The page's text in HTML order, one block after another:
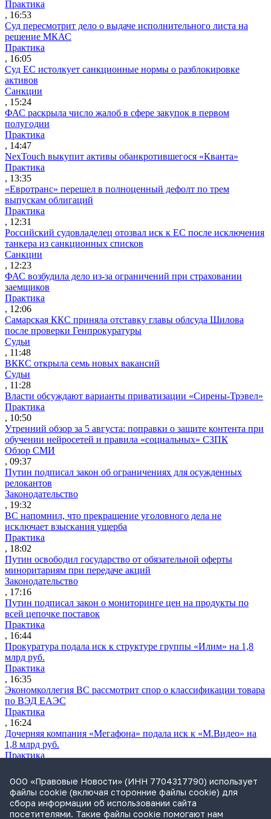
Практика
, 16:53
Суд пересмотрит дело о выдаче исполнительного листа на
решение МКАС
Практика
, 16:05
Суд ЕС истолкует санкционные нормы о разблокировке
активов
Санкции
, 15:24
ФАС раскрыла число жалоб в сфере закупок в первом
полугодии
Практика
, 14:47
NexTouch выкупит активы обанкротившегося «Кванта»
Практика
, 13:35
«Евротранс» перешел в полноценный дефолт по трем
выпускам облигаций
Практика
, 12:31
Российский судовладелец отозвал иск к ЕС после исключения
танкера из санкционных списков
Санкции
, 12:23
ФАС возбудила дело из-за ограничений при страховании
заемщиков
Практика
, 12:06
Самарская ККС приняла отставку главы облсуда Шилова
после проверки Генпрокуратуры
Судьи
, 11:48
ВККС открыла семь новых вакансий
Судьи
, 11:28
Власти обсуждают варианты приватизации «Сирены-Трэвел»
Практика
, 10:50
Утренний обзор за 5 августа: поправки о защите контента при
обучении нейросетей и правила «социальных» СЗПК
Обзор СМИ
, 09:37
Путин подписал закон об ограничениях для осужденных
релокантов
Законодательство
, 19:32
ВС напомнил, что прекращение уголовного дела не
исключает взыскания ущерба
Практика
, 18:02
Путин освободил государство от обязательной оферты
миноритариям при передаче акций
Законодательство
, 17:16
Путин подписал закон о мониторинге цен на продукты по
всей цепочке поставок
Практика
, 16:44
Прокуратура подала иск к структуре группы «Илим» на 1,8
млрд руб.
Практика
, 16:35
Экономколлегия ВС рассмотрит спор о классификации товара
по ВЭД ЕАЭС
Практика
, 16:24
Дочерняя компания «Мегафона» подала иск к «М.Видео» на
1,8 млрд руб.
Практика
СИП проверит отмену патента на систему управления
устройствами после возражений «Яндекса»
Практика
, 15:17
ООО «Правовые Новости» (ИНН 7704317790) использует
файлы cookie (включая сторонние файлы cookie) для
сбора информации об использовании сайта
посетителями. Такие файлы cookie помогают нам